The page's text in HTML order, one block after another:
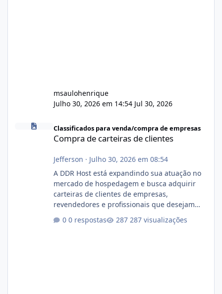
msaulohenrique
Julho 30, 2026 em 14:54 Jul 30, 2026
Classificados para venda/compra de empresas
Compra de carteiras de clientes
Jefferson · Julho 30, 2026 em 08:54
A DDR Host está expandindo sua atuação no
mercado de hospedagem e busca adquirir
carteiras de clientes de empresas,
revendedores e profissionais que desejam
operação. Se você possui clientes ativos de
0 respostas 287 visualizações